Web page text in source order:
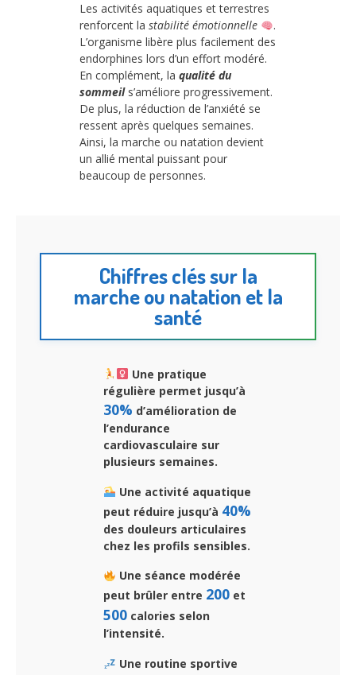
Les activités aquatiques et terrestres
renforcent la stabilité émotionnelle
.
L’organisme libère plus facilement des
endorphines lors d’un effort modéré.
En complément, la qualité du
sommeils’améliore progressivement.
De plus, la réduction de l’anxiété se
ressent après quelques semaines.
Ainsi, la marche ou natation devient
un allié mental puissant pour
beaucoup de personnes.
Chiffres clés sur la
marche ou natation et la
santé
Une pratique
régulière permet jusqu’à
30% d’amélioration de
l’endurance
cardiovasculaire sur
plusieurs semaines.
Une activité aquatique
peut réduire jusqu’à 40%
des douleurs articulaires
chez les profils sensibles.
Une séance modérée
peut brûler entre 200 et
500 calories selon
l’intensité.
Une routine sportive